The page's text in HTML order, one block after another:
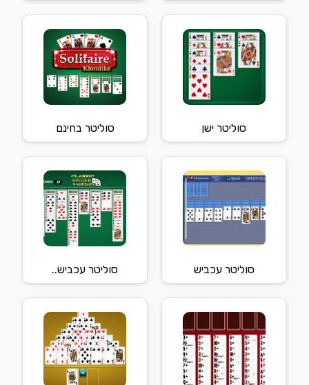
סוליטר ישן סוליטר בחינם
סוליטר עכביש סוליטר עכביש..